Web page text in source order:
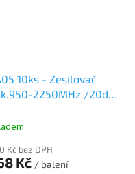
Zesilovač
2250MHz /20dB
Kč bez DPH
Kč / balení